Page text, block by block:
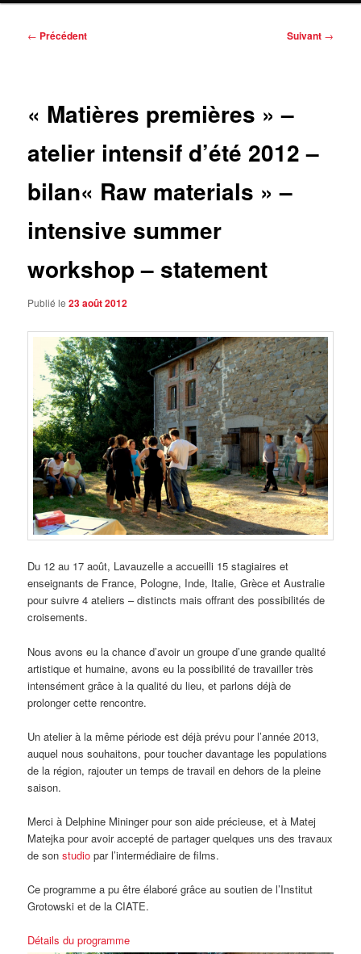
Navigation
← Précédent Suivant →
« Matières premières » –
atelier intensif d’été 2012 –
bilan« Raw materials » –
intensive summer
workshop – statement
Publié le23 août 2012
Du 12 au 17 août, Lavauzelle a accueilli 15 stagiaires et
enseignants de France, Pologne, Inde, Italie, Grèce et Australie
pour suivre 4 ateliers – distincts mais offrant des possibilités de
croisements.
Nous avons eu la chance d’avoir un groupe d’une grande qualité
artistique et humaine, avons eu la possibilité de travailler très
intensément grâce à la qualité du lieu, et parlons déjà de
prolonger cette rencontre.
Un atelier à la même période est déjà prévu pour l’année 2013,
auquel nous souhaitons, pour toucher davantage les populations
de la région, rajouter un temps de travail en dehors de la pleine
saison.
Merci à Delphine Mininger pour son aide précieuse, et à Matej
Matejka pour avoir accepté de partager quelques uns des travaux
de sonstudiopar l’intermédiaire de films.
Ce programme a pu être élaboré grâce au soutien de l’Institut
Grotowski et de la CIATE.
Détails du programme